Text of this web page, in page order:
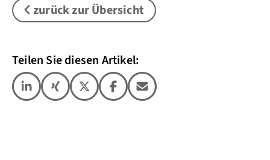
zurück zur Übersicht
Teilen Sie diesen Artikel: